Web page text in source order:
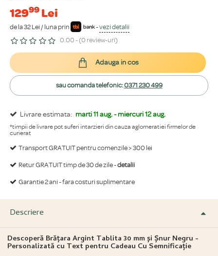
12999 Lei
de la 32 Lei / luna prin -vezi detalii
0.00 - (0 review-uri)
Livrare estimata: marti 11 aug. - miercuri 12 aug.
*timpii de livrare pot suferi intarzieri din cauza aglomeratiei firmelor de
curierat
Transport GRATUIT pentru comenzile > 300 lei
Retur GRATUIT timp de 30 de zile -detalii
Garantie 2 ani - fara costuri suplimentare
Adauga in cos
sau comanda telefonic:0371 230 499
Descriere
Descoperă Brățara Argint Tablita 30 mm și Șnur Negru -
Personalizată cu Text pentru Cadeau Cu Semnificație